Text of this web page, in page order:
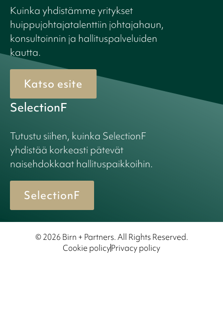
Kuinka yhdistämme yritykset
huippujohtajatalenttiin johtajahaun,
konsultoinnin ja hallituspalveluiden
kautta.
Katso esite
SelectionF
Tutustu siihen, kuinka SelectionF
yhdistää korkeasti pätevät
naisehdokkaat hallituspaikkoihin.
SelectionF
© 2026 Birn + Partners. All Rights Reserved.
Cookie policyPrivacy policy